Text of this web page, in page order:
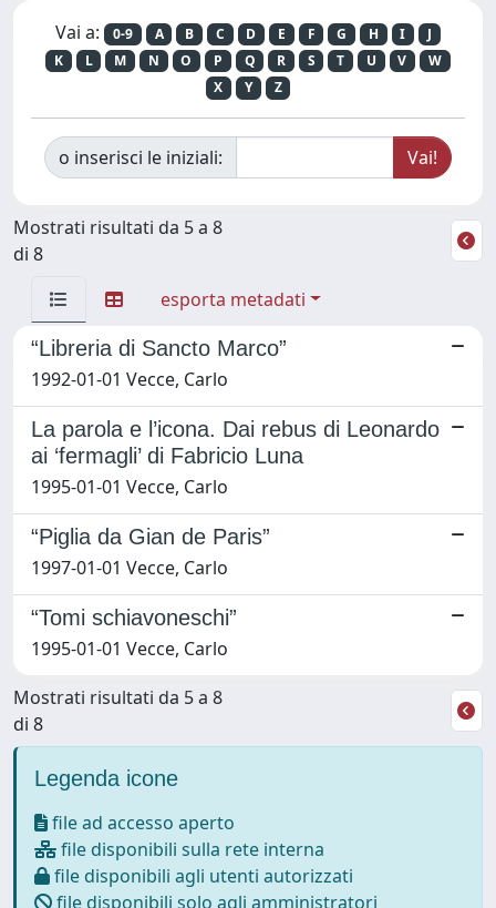
Vai a: 0-9 A B C D E F G H I
J
K
L M N O P Q R S T U V
W
X
Y Z
o inserisci le iniziali:
Mostrati risultati da 5 a 8
di 8
esporta metadati
“Libreria di Sancto Marco”
1992-01-01 Vecce, Carlo
La parola e l’icona. Dai rebus di Leonardo
ai ‘fermagli’ di Fabricio Luna
1995-01-01 Vecce, Carlo
“Piglia da Gian de Paris”
1997-01-01 Vecce, Carlo
“Tomi schiavoneschi”
1995-01-01 Vecce, Carlo
Mostrati risultati da 5 a 8
di 8
Legenda icone
file ad accesso aperto
file disponibili sulla rete interna
file disponibili agli utenti autorizzati
file disponibili solo agli amministratori